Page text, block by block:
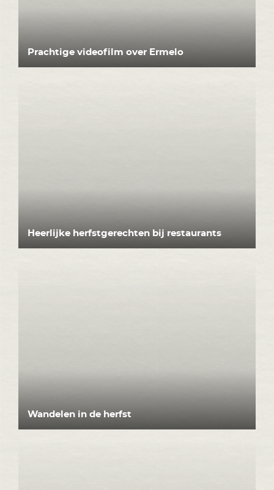
Prachtige videofilm over Ermelo
Heerlijke herfstgerechten bij restaurants
Wandelen in de herfst